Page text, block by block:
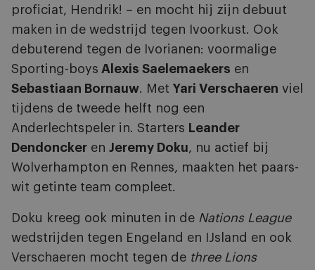
proficiat, Hendrik! – en mocht hij zijn debuut
maken in de wedstrijd tegen Ivoorkust. Ook
debuterend tegen de Ivorianen: voormalige
Sporting-boys Alexis Saelemaekers en
Sebastiaan Bornauw. Met Yari Verschaeren viel
tijdens de tweede helft nog een
Anderlechtspeler in. Starters Leander
Dendoncker en Jeremy Doku, nu actief bij
Wolverhampton en Rennes, maakten het paars-
wit getinte team compleet.
Doku kreeg ook minuten in de Nations League
wedstrijden tegen Engeland en IJsland en ook
Verschaeren mocht tegen de three Lions